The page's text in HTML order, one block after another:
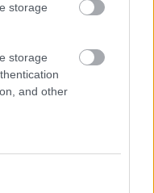
storage
storage
and other